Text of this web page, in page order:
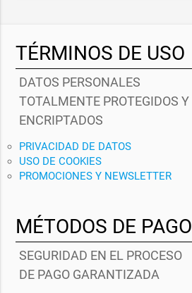
TÉRMINOS DE USO
DATOS PERSONALES
TOTALMENTE PROTEGIDOS Y
ENCRIPTADOS
PRIVACIDAD DE DATOS
USO DE COOKIES
PROMOCIONES Y NEWSLETTER
MÉTODOS DE PAGO
SEGURIDAD EN EL PROCESO
DE PAGO GARANTIZADA